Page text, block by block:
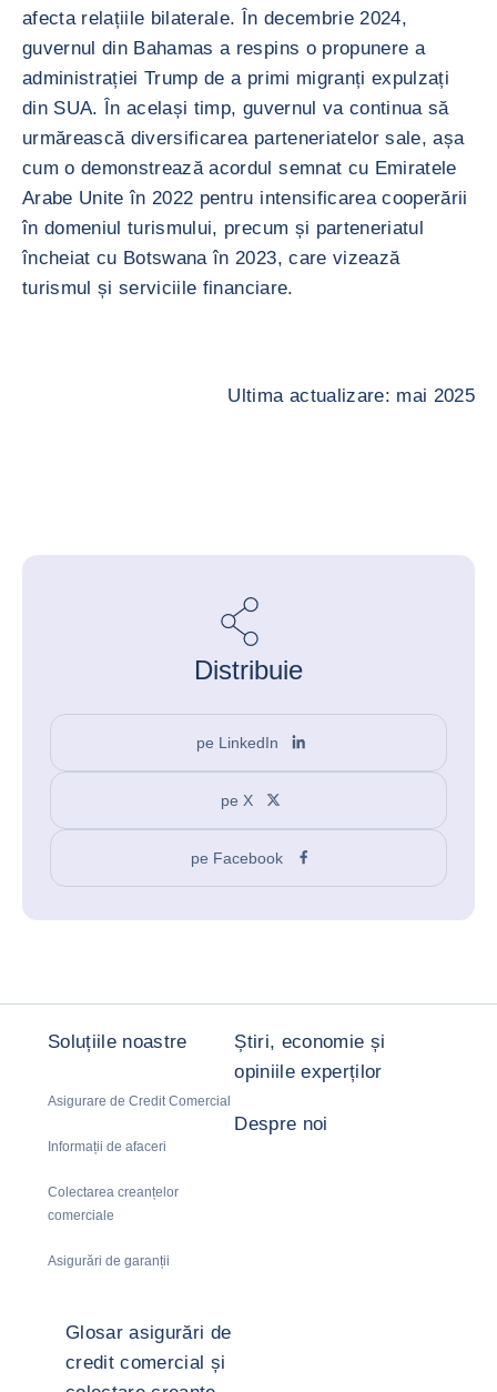
afecta relațiile bilaterale. În decembrie 2024,
guvernul din Bahamas a respins o propunere a
administrației Trump de a primi migranți expulzați
din SUA. În același timp, guvernul va continua să
urmărească diversificarea parteneriatelor sale, așa
cum o demonstrează acordul semnat cu Emiratele
Arabe Unite în 2022 pentru intensificarea cooperării
în domeniul turismului, precum și parteneriatul
încheiat cu Botswana în 2023, care vizează
turismul și serviciile financiare.
Ultima actualizare: mai 2025
Distribuie
pe LinkedIn
pe X
pe Facebook
Soluțiile noastre
Asigurare de Credit Comercial
Informații de afaceri
Colectarea creanțelor
comerciale
Asigurări de garanții
Știri, economie și
opiniile experților
Despre noi
Glosar asigurări de
credit comercial și